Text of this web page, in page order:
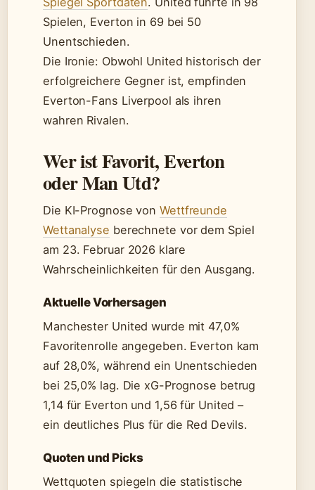
Spielen, Everton in 69 bei 50
Unentschieden.
Die Ironie: Obwohl United historisch der
erfolgreichere Gegner ist, empfinden
Everton-Fans Liverpool als ihren
wahren Rivalen.
Wer ist Favorit, Everton
oder Man Utd?
Die KI-Prognose von Wettfreunde
Wettanalyse berechnete vor dem Spiel
am 23. Februar 2026 klare
Wahrscheinlichkeiten für den Ausgang.
Aktuelle Vorhersagen
Manchester United wurde mit 47,0%
Favoritenrolle angegeben. Everton kam
auf 28,0%, während ein Unentschieden
bei 25,0% lag. Die xG-Prognose betrug
1,14 für Everton und 1,56 für United –
ein deutliches Plus für die Red Devils.
Quoten und Picks
Wettquoten spiegeln die statistische